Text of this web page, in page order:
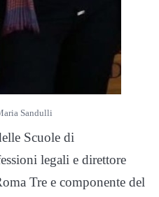
Sandulli
Scuole di
legali e direttore
Tre e componente del